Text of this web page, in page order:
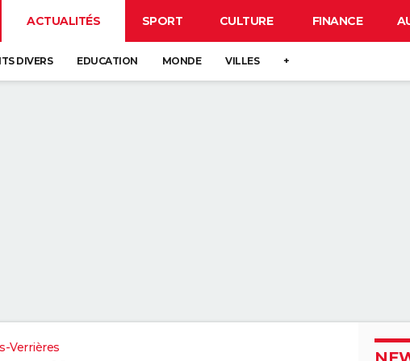
ACTUALITÉS SPORT CULTURE FINANCE
DIVERS EDUCATION MONDE VILLES +
Verrières